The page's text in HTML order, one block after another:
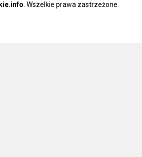
. Wszelkie prawa zastrzeżone.